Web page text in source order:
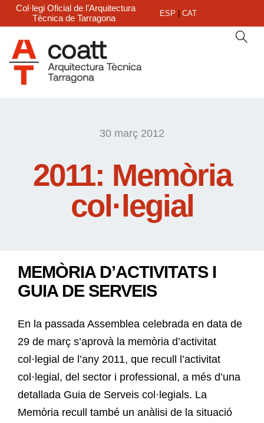
Col·legi Oficial de l’Arquitectura
Tècnica de Tarragona
ESP CAT
30 març 2012
2011: Memòria
col·legial
MEMÒRIA D’ACTIVITATS I
GUIA DE SERVEIS
En la passada Assemblea celebrada en data de
29 de març s’aprovà la memòria d’activitat
col·legial de l’any 2011, que recull l’activitat
col·legial, del sector i professional, a més d’una
detallada Guia de Serveis col·legials. La
Memòria recull també un anàlisi de la situació